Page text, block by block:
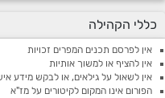
כללי הקהילה
אין לפרסם תכנים המפרים זכויות
אין להציף או למשוך אותיות
אין לשאול על גילאים, או לבקש מידע
הפורום אינו המקום לקיטורים על מז"א